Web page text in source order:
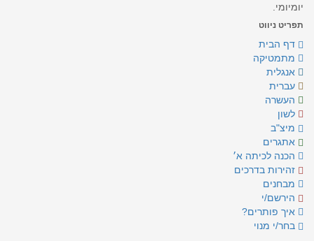
יומיומי.
תפריט ניווט
דף הבית
מתמטיקה
אנגלית
עברית
העשרה
לשון
מיצ"ב
אתגרים
הכנה לכיתה א׳
זהירות בדרכים
מבחנים
הירשם/י
איך פותרים?
בחר/י מנוי